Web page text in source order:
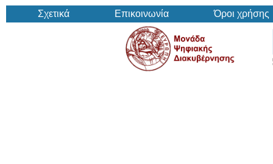
Σχετικά Επικοινωνία Όροι χρήσης